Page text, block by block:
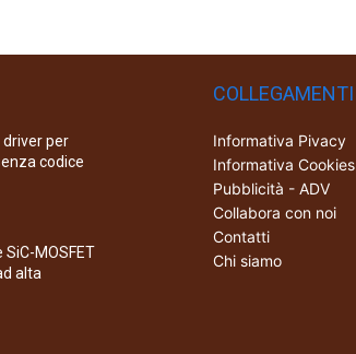
driver per
codice
SiC-MOSFET
alta
COLLEGAMENTI
Informativa Pivacy
Informativa Cookies
Pubblicità - ADV
Collabora con noi
Contatti
Chi siamo